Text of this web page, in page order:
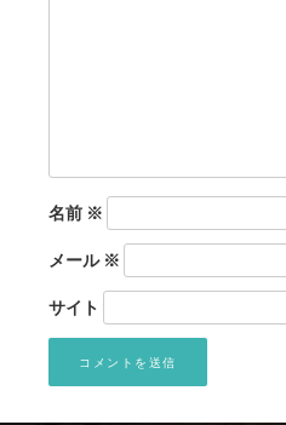
名前 ※
メール※
サイト